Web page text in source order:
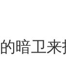
暗卫来